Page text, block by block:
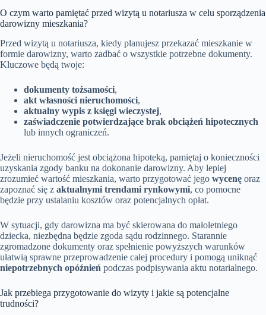
O czym warto pamiętać przed wizytą u notariusza w celu sporządzenia
darowizny mieszkania?
Przed wizytą u notariusza, kiedy planujesz przekazać mieszkanie w
formie darowizny, warto zadbać o wszystkie potrzebne dokumenty.
Kluczowe będą twoje:
dokumenty tożsamości,
akt własności nieruchomości,
aktualny wypis z księgi wieczystej,
zaświadczenie potwierdzające brak obciążeń hipotecznych
lub innych ograniczeń.
Jeżeli nieruchomość jest obciążona hipoteką, pamiętaj o konieczności
uzyskania zgody banku na dokonanie darowizny. Aby lepiej
zrozumieć wartość mieszkania, warto przygotować jego wycenę oraz
zapoznać się z aktualnymi trendami rynkowymi, co pomocne
będzie przy ustalaniu kosztów oraz potencjalnych opłat.
W sytuacji, gdy darowizna ma być skierowana do małoletniego
dziecka, niezbędna będzie zgoda sądu rodzinnego. Starannie
zgromadzone dokumenty oraz spełnienie powyższych warunków
ułatwią sprawne przeprowadzenie całej procedury i pomogą uniknąć
niepotrzebnych opóźnień podczas podpisywania aktu notarialnego.
Jak przebiega przygotowanie do wizyty i jakie są potencjalne
trudności?